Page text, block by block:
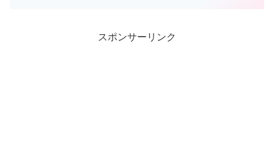
みてください(^^)/
スポンサーリンク